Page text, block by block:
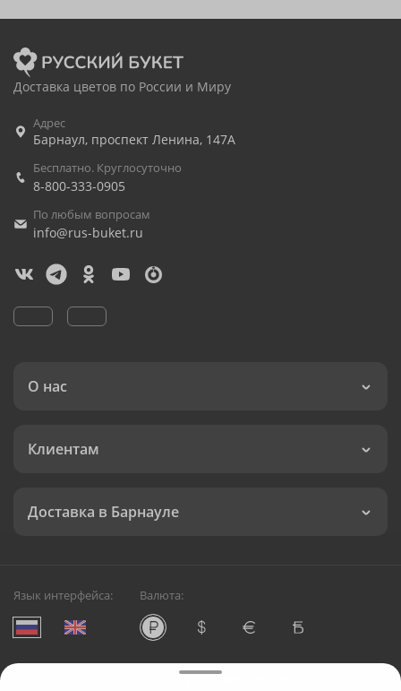
Доставка цветов по России и Миру
Адрес
Барнаул, проспект Ленина, 147А
Бесплатно. Круглосуточно
8-800-333-0905
По любым вопросам
info@rus-buket.ru
О нас
Клиентам
Доставка в Барнауле
Язык интерфейса: Валюта:
Служба круглосуточной доставки цветов в Барнауле